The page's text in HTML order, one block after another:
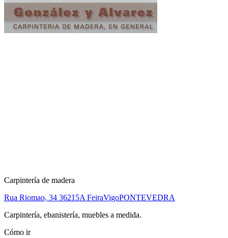
Carpintería de madera
Rua Riomao, 34 36215A FeiraVigoPONTEVEDRA
Carpintería, ebanistería, muebles a medida.
Cómo ir